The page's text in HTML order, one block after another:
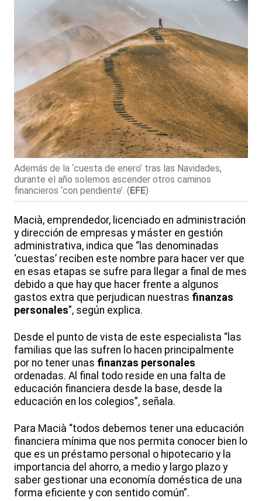
Además de la ‘cuesta de enero’ tras las Navidades,
durante el año solemos ascender otros caminos
financieros ‘con pendiente’. (EFE)
Macià, emprendedor, licenciado en administración
y dirección de empresas y máster en gestión
administrativa, indica que “las denominadas
‘cuestas’ reciben este nombre para hacer ver que
en esas etapas se sufre para llegar a final de mes
debido a que hay que hacer frente a algunos
gastos extra que perjudican nuestras finanzas
personales”, según explica.
Desde el punto de vista de este especialista “las
familias que las sufren lo hacen principalmente
por no tener unas finanzas personales
ordenadas. Al final todo reside en una falta de
educación financiera desde la base, desde la
educación en los colegios”, señala.
Para Macià “todos debemos tener una educación
financiera mínima que nos permita conocer bien lo
que es un préstamo personal o hipotecario y la
importancia del ahorro, a medio y largo plazo y
saber gestionar una economía doméstica de una
forma eficiente y con sentido común”.